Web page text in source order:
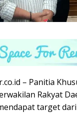
– Panitia
Rakyat
target